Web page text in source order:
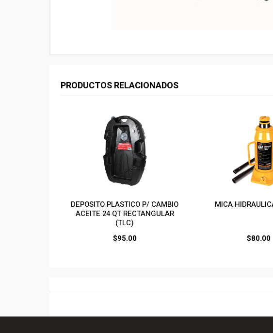
PRODUCTOS RELACIONADOS
DEPOSITO PLASTICO P/ CAMBIO
ACEITE 24 QT RECTANGULAR
(TLC)
$95.00
MICA
$80.00